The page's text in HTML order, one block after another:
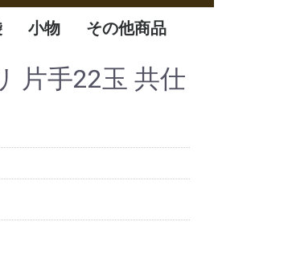
小物
アクセサリー
その他商品
数珠箱
片手22玉 共仕